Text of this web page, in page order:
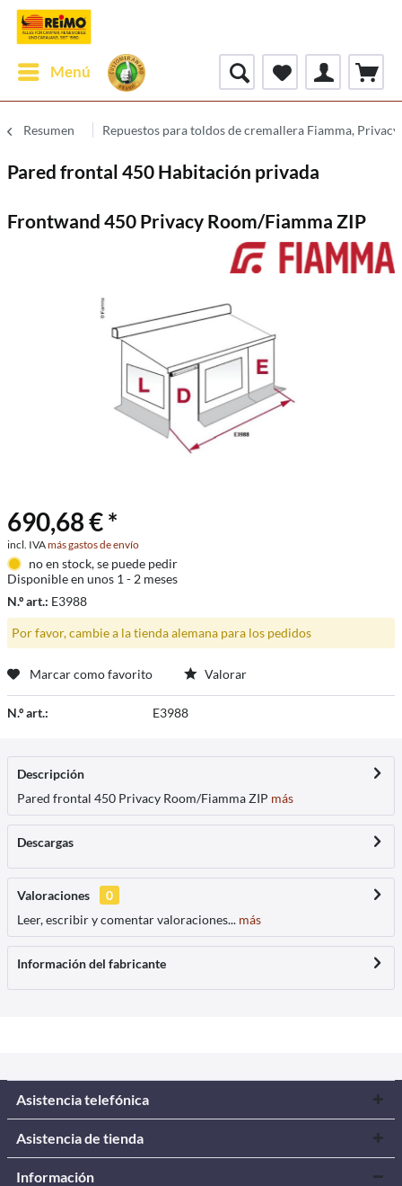
Menú
Resumen Repuestos para toldos de cremallera Fiamma,
Pared frontal 450 Habitación privada
Frontwand 450 Privacy Room/Fiamma ZIP
690,68 € *
incl. IVAmás gastos de envío
no en stock, se puede pedir
Disponible en unos 1 - 2 meses
N.º art.: E3988
Por favor, cambie a la tienda alemana para los pedidos
Marcar como favorito Valorar
N.º art.: E3988
Descripción
Pared frontal 450 Privacy Room/Fiamma ZIP más
Descargas
Valoraciones
0
Leer, escribir y comentar valoraciones... más
Información del fabricante
Asistencia telefónica
Asistencia de tienda
Información